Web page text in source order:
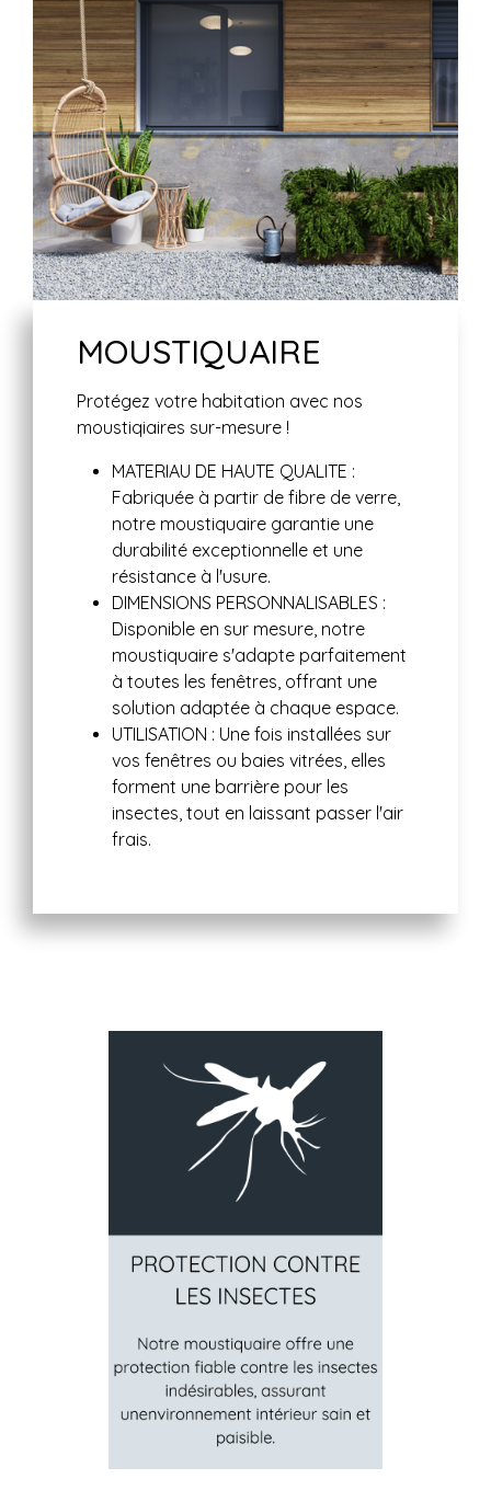
MOUSTIQUAIRE
Protégez votre habitation avec nos
moustiqiaires sur-mesure !
MATERIAU DE HAUTE QUALITE :
Fabriquée à partir de fibre de verre,
notre moustiquaire garantie une
durabilité exceptionnelle et une
résistance à l'usure.
DIMENSIONS PERSONNALISABLES :
Disponible en sur mesure, notre
moustiquaire s'adapte parfaitement
à toutes les fenêtres, offrant une
solution adaptée à chaque espace.
UTILISATION : Une fois installées sur
vos fenêtres ou baies vitrées, elles
forment une barrière pour les
insectes, tout en laissant passer l'air
frais.